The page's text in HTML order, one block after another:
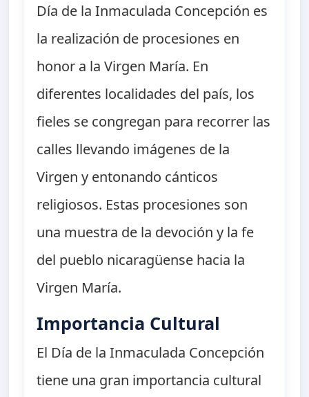
Día de la Inmaculada Concepción es
la realización de procesiones en
honor a la Virgen María. En
diferentes localidades del país, los
fieles se congregan para recorrer las
calles llevando imágenes de la
Virgen y entonando cánticos
religiosos. Estas procesiones son
una muestra de la devoción y la fe
del pueblo nicaragüense hacia la
Virgen María.
Importancia Cultural
El Día de la Inmaculada Concepción
tiene una gran importancia cultural